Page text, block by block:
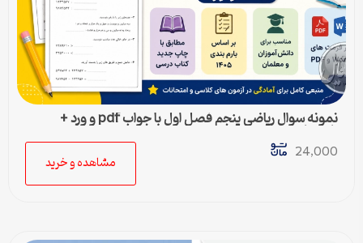
نمونه سوال ریاضی پنجم فصل اول با جواب pdf و ورد +
پاسخنامه
24,000
مشاهده و خرید